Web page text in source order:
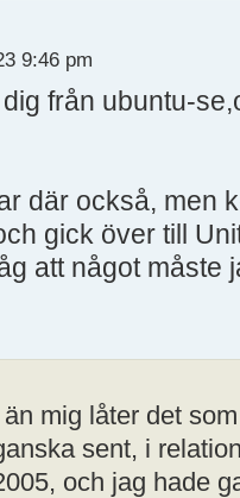
9:46 pm
från ubuntu-
där också, men
gick över till
att något måste
mig låter det
sent, i
och jag hade